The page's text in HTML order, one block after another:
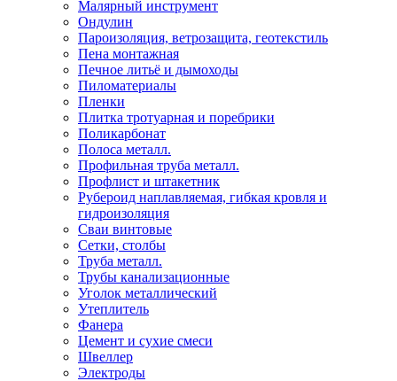
Малярный инструмент
Ондулин
Пароизоляция, ветрозащита, геотекстиль
Пена монтажная
Печное литьё и дымоходы
Пиломатериалы
Пленки
Плитка тротуарная и поребрики
Поликарбонат
Полоса металл.
Профильная труба металл.
Профлист и штакетник
Рубероид наплавляемая, гибкая кровля и
гидроизоляция
Сваи винтовые
Сетки, столбы
Труба металл.
Трубы канализационные
Уголок металлический
Утеплитель
Фанера
Цемент и сухие смеси
Швеллер
Электроды